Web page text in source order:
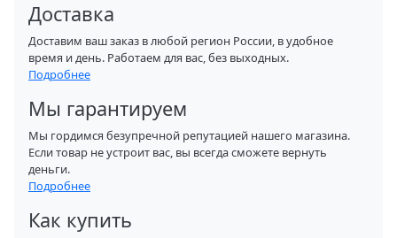
Доставка
Доставим ваш заказ в любой регион России, в удобное
время и день. Работаем для вас, без выходных.
Подробнее
Мы гарантируем
Мы гордимся безупречной репутацией нашего магазина.
Если товар не устроит вас, вы всегда сможете вернуть
деньги.
Подробнее
Как купить